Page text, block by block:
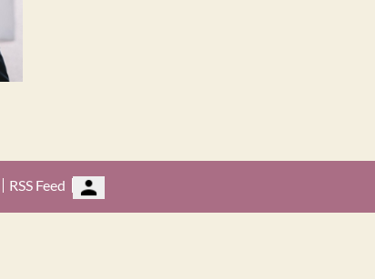
RSS Feed